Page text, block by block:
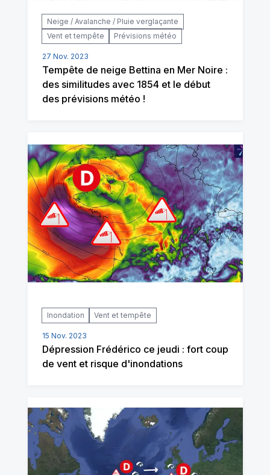
Neige / Avalanche / Pluie verglaçante
Vent et tempête
Prévisions météo
27 Nov. 2023
Tempête de neige Bettina en Mer Noire :
des similitudes avec 1854 et le début
des prévisions météo !
Inondation Vent et tempête
15 Nov. 2023
Dépression Frédérico ce jeudi : fort coup
de vent et risque d'inondations